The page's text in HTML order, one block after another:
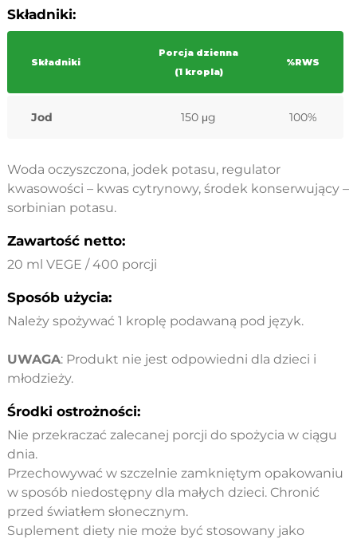
Składniki:
Składniki
Porcja dzienna
(1 kropla)
%RWS
Jod 150 μg 100%
Woda oczyszczona, jodek potasu, regulator
kwasowości – kwas cytrynowy, środek konserwujący –
sorbinian potasu.
Zawartość netto:
20 ml VEGE / 400 porcji
Sposób użycia:
Należy spożywać 1 kroplę podawaną pod język.
UWAGA: Produkt nie jest odpowiedni dla dzieci i
młodzieży.
Środki ostrożności:
Nie przekraczać zalecanej porcji do spożycia w ciągu
dnia.
Przechowywać w szczelnie zamkniętym opakowaniu
w sposób niedostępny dla małych dzieci. Chronić
przed światłem słonecznym.
Suplement diety nie może być stosowany jako